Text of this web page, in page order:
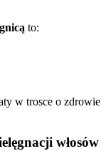
to:
w trosce o zdrowie
włosów